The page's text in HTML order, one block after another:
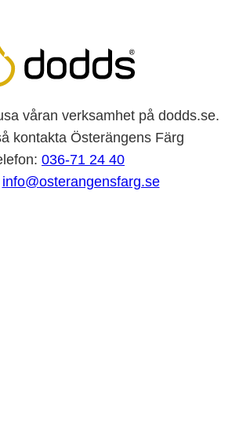
våran verksamhet på dodds.se.
kontakta Österängens Färg
036-71 24 40
info@osterangensfarg.se